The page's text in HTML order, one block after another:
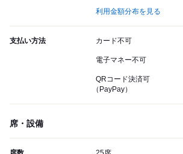
利用金額分布を見る
支払い方法 カード不可
電子マネー不可
QRコード決済可
（PayPay）
席・設備